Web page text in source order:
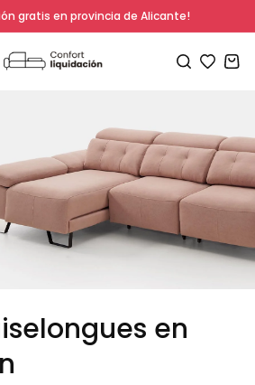
gratis en provincia de Alicante!
Carrito
en